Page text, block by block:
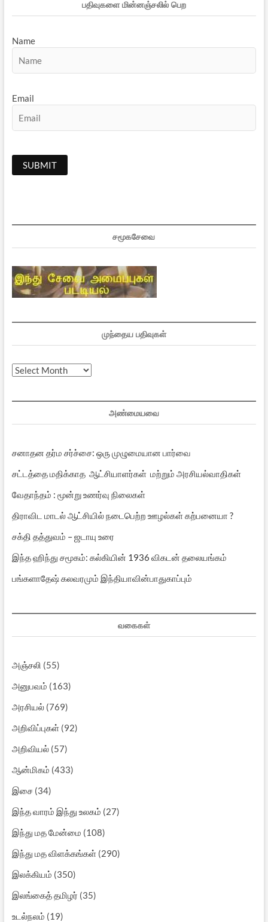
பதிவுகளை மின்னஞ்சலில் பெற
Name
Email
சமூகசேவை
முந்தைய பதிவுகள்
முந்தைய
அண்மையவை
சனாதன தர்ம சர்ச்சை: ஒரு முழுமையான பார்வை
சட்டத்தை மதிக்காத ஆட்சியாளர்கள் மற்றும் அரசியல்வாதிகள்
வேதாந்தம் : மூன்று உணர்வு நிலைகள்
திராவிட மாடல் ஆட்சியில் நடைபெற்ற ஊழல்கள் கற்பனையா ?
சக்தி தத்துவம் – ஜடாயு உரை
இந்த ஹிந்து சமூகம்: கல்கியின் 1936 விகடன் தலையங்கம்
பங்களாதேஷ் கலவரமும் இந்தியாவின்பாதுகாப்பும்
வகைகள்
அஞ்சலி (55)
அனுபவம் (163)
அரசியல்(769)
அறிவிப்புகள்(92)
அறிவியல்(57)
ஆன்மிகம் (433)
இசை(34)
இந்த வாரம் இந்து உலகம் (27)
இந்து மத மேன்மை (108)
இந்து மத விளக்கங்கள்(290)
இலக்கியம் (350)
இலங்கைத் தமிழர் (35)
உடல்நலம் (19)